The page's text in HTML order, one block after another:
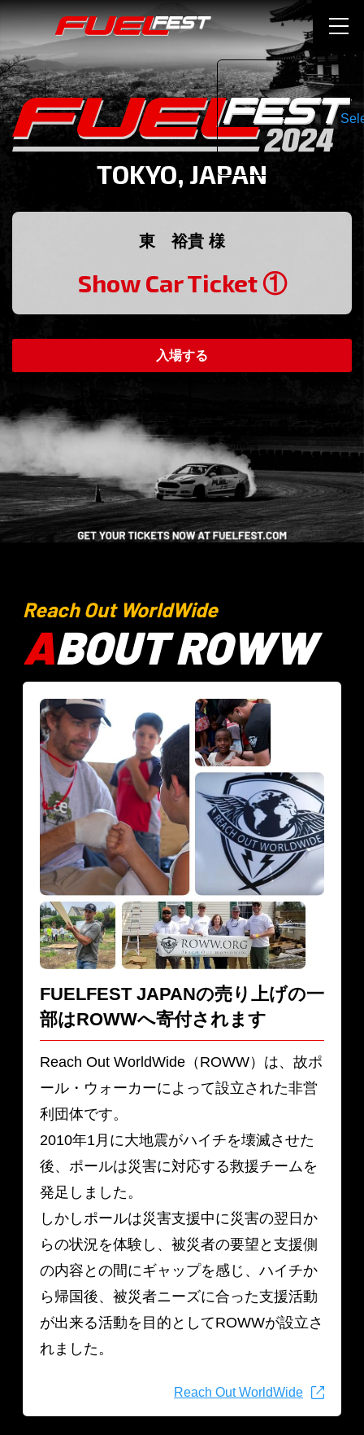
TOKYO, JAPAN
東 裕貴 様
Show Car Ticket ①
Reach Out WorldWide
ABOUT ROWW
FUELFEST JAPANの売り上げの一
部はROWWへ寄付されます
Reach Out WorldWide（ROWW）は、故ポ
ール・ウォーカーによって設立された非営
利団体です。
2010年1月に大地震がハイチを壊滅させた
後、ポールは災害に対応する救援チームを
発足しました。
しかしポールは災害支援中に災害の翌日か
らの状況を体験し、被災者の要望と支援側
の内容との間にギャップを感じ、ハイチか
ら帰国後、被災者ニーズに合った支援活動
が出来る活動を目的としてROWWが設立さ
れました。
Reach Out WorldWide